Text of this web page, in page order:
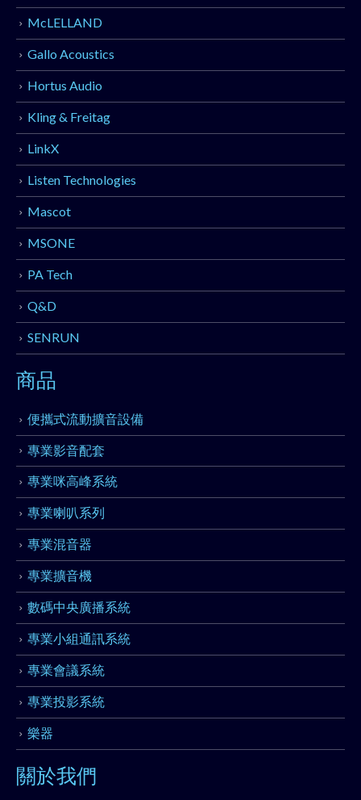
McLELLAND
Gallo Acoustics
Hortus Audio
Kling & Freitag
LinkX
Listen Technologies
Mascot
MSONE
PA Tech
Q&D
SENRUN
商品
便攜式流動擴音設備
專業影音配套
專業咪高峰系統
專業喇叭系列
專業混音器
專業擴音機
數碼中央廣播系統
專業小組通訊系統
專業會議系統
專業投影系統
樂器
關於我們